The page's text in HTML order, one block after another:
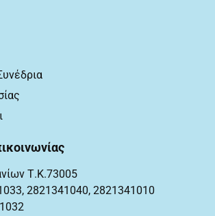
Τ.Κ.73005
, 2821341040, 2821341010